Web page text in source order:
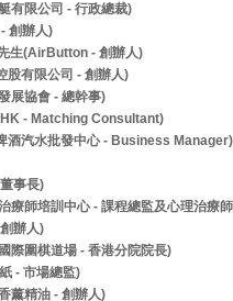
有限公司 - 行政總裁)
創辦人)
生(AirButton - 創辦人)
股有限公司 - 創辦人)
展協會 - 總幹事)
- Matching Consultant)
酒汽水批發中心 - Business Manager)
事長)
療師培訓中心 - 課程總監及心理治療
辦人)
際圍棋道場 - 香港分院院長)
- 市場總監)
薰精油 - 創辦人)